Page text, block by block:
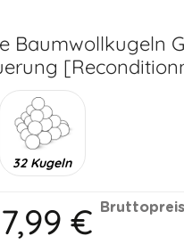
Baumwollkugeln
32 Kugeln
€ Bruttopreis